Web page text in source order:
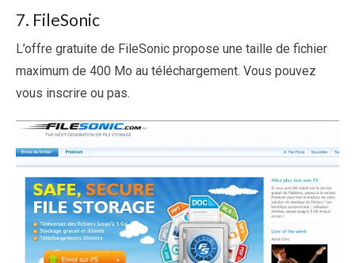
7. FileSonic
L’offre gratuite de FileSonic propose une taille de fichier
maximum de 400 Mo au téléchargement. Vous pouvez
vous inscrire ou pas.